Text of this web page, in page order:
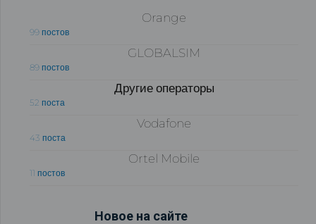
Orange
99 постов
GLOBALSIM
89 постов
Другие операторы
52 поста
Vodafone
43 поста
Ortel Mobile
11 постов
Новое на сайте